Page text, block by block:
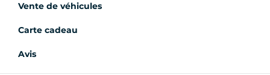
Vente de véhicules
Carte cadeau
Avis